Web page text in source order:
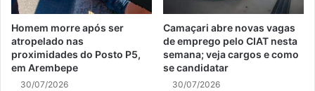
Homem morre após ser
atropelado nas
proximidades do Posto P5,
em Arembepe
30/07/2026
Camaçari abre novas vagas
de emprego pelo CIAT nesta
semana; veja cargos e como
se candidatar
30/07/2026